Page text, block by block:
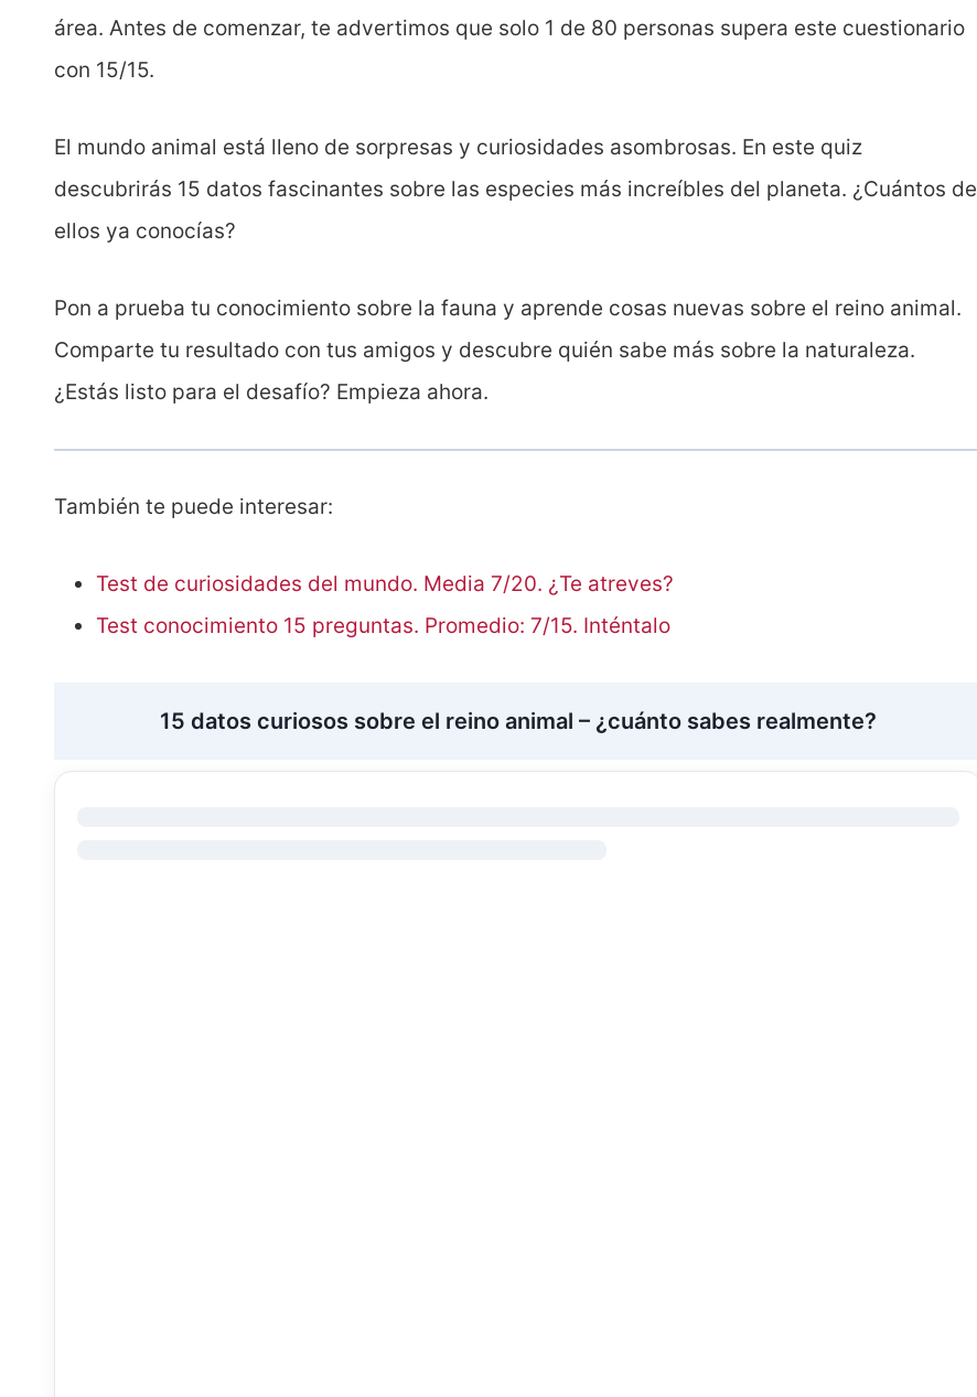
área. Antes de comenzar, te advertimos que solo 1 de 80 personas supera este cuestionario
con 15/15.
El mundo animal está lleno de sorpresas y curiosidades asombrosas. En este quiz
descubrirás 15 datos fascinantes sobre las especies más increíbles del planeta. ¿Cuántos de
ellos ya conocías?
Pon a prueba tu conocimiento sobre la fauna y aprende cosas nuevas sobre el reino animal.
Comparte tu resultado con tus amigos y descubre quién sabe más sobre la naturaleza.
¿Estás listo para el desafío? Empieza ahora.
También te puede interesar:
Test de curiosidades del mundo. Media 7/20. ¿Te atreves?
Test conocimiento 15 preguntas. Promedio: 7/15. Inténtalo
15 datos curiosos sobre el reino animal – ¿cuánto sabes realmente?